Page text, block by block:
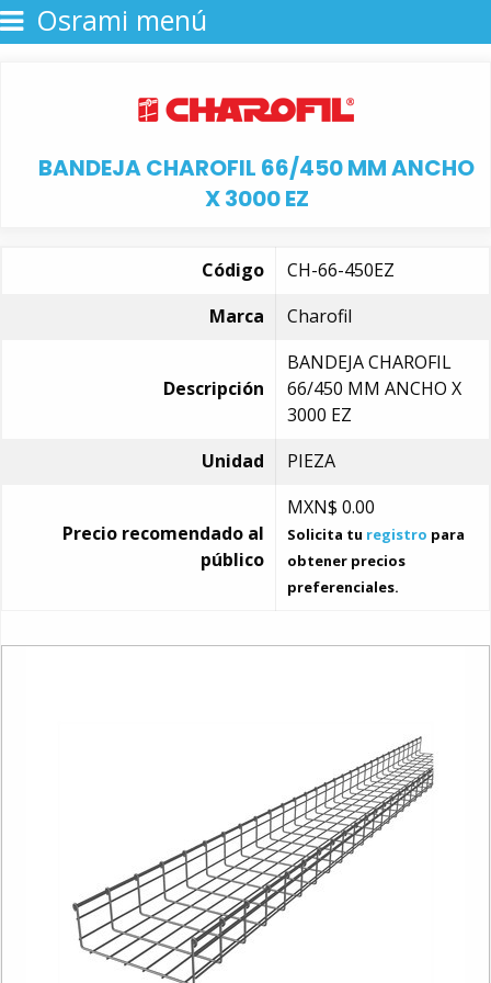
Osrami menú
BANDEJA CHAROFIL 66/450 MM ANCHO
X 3000 EZ
Código
CH-66-450EZ
Marca
Charofil
Descripción
BANDEJA CHAROFIL
66/450 MM ANCHO X
3000 EZ
Unidad
PIEZA
Precio recomendado al
público
MXN$ 0.00
Solicita tu registro para
obtener precios
preferenciales.